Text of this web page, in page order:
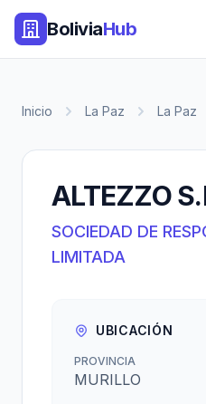
BoliviaHub
Inicio La Paz La Paz
ALTEZZO
SOCIEDAD DE
LIMITADA
UBICACIÓN
PROVINCIA
MURILLO